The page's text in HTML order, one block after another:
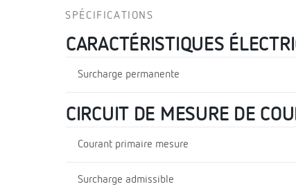
SPÉCIFICATIONS
CARACTÉRISTIQUES
Surcharge permanente
CIRCUIT DE MESURE DE
Courant primaire mesure
Surcharge admissible